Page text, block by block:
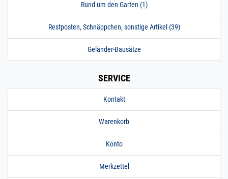
Rund um den Garten (1)
Restposten, Schnäppchen, sonstige Artikel (39)
Geländer-Bausätze
SERVICE
Kontakt
Warenkorb
Konto
Merkzettel